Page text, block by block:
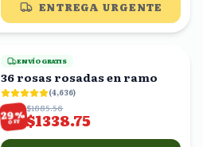
ENTREGA URGENTE
ENVÍO GRATIS
36 rosas rosadas en ramo
(4,636)
29%
OFF
$1885.56
$1338.75